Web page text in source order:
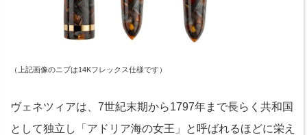
（上記画像のニブは14Kフレックス仕様です）
ヴェネツィアは、7世紀末期から1797年まで長らく共和国
として独立し「アドリア海の女王」と呼ばれるほどに栄え